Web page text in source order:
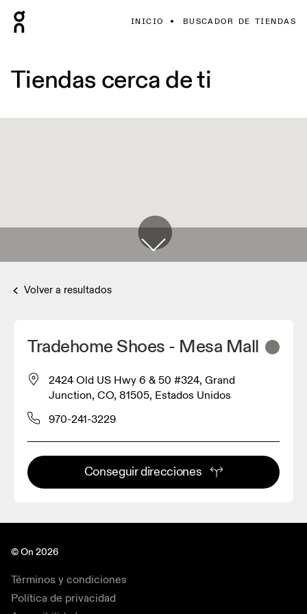
INICIO BUSCADOR DE TIENDAS
Tiendas cerca de ti
Volver a resultados
Tradehome Shoes - Mesa Mall
2424 Old US Hwy 6 & 50 #324, Grand
Junction, CO, 81505, Estados Unidos
970-241-3229
Conseguir direcciones
© On 2026
Términos y condiciones
Política de privacidad